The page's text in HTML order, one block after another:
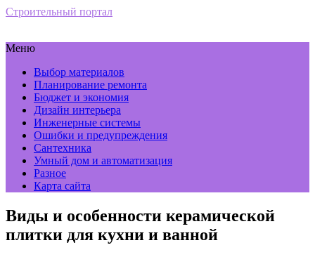
Строительный портал
Меню
Выбор материалов
Планирование ремонта
Бюджет и экономия
Дизайн интерьера
Инженерные системы
Ошибки и предупреждения
Сантехника
Умный дом и автоматизация
Разное
Карта сайта
Виды и особенности керамической
плитки для кухни и ванной